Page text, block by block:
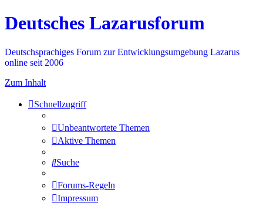
Deutsches Lazarusforum
Deutschsprachiges Forum zur Entwicklungsumgebung Lazarus
online seit 2006
Zum Inhalt
Schnellzugriff
Unbeantwortete Themen
Aktive Themen
Suche
Forums-Regeln
Impressum